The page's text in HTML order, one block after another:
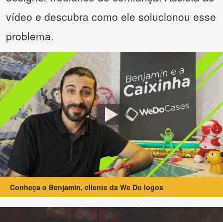
vídeo e descubra como ele solucionou esse
problema.
Conheça o Benjamin, cliente da We Do logos